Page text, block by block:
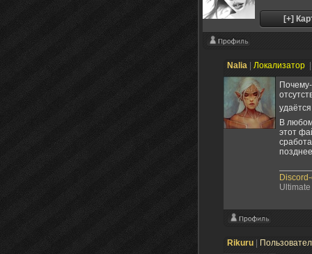
Nalia Локализатор
В
этот
Rikuru